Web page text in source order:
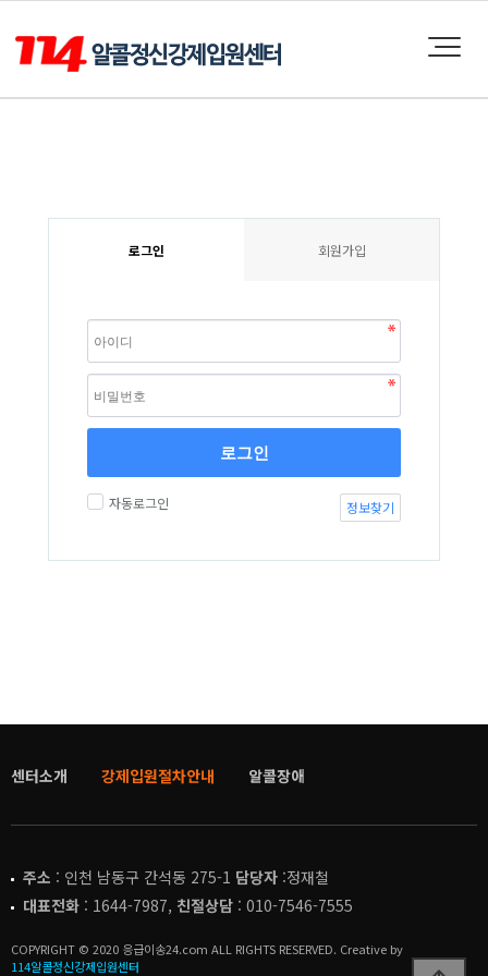
로그인 회원가입
로그인
자동로그인 정보찾기
센터소개 강제입원절차안내 알콜장애
주소 : 인천 남동구 간석동 275-1 담당자 :정재철
대표전화 : 1644-7987, 친절상담 : 010-7546-7555
COPYRIGHT © 2020 응급이송24.com ALL RIGHTS RESERVED. Creative by
114알콜정신강제입원센터